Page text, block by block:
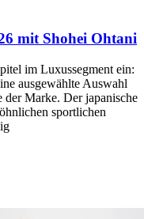
mit Shohei Ohtani
im Luxussegment ein:
ausgewählte Auswahl
der Marke. Der japanische
sportlichen